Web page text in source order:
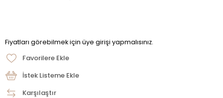
Fiyatları görebilmek için üye girişi yapmalısınız.
Favorilere Ekle
İstek Listeme Ekle
Karşılaştır